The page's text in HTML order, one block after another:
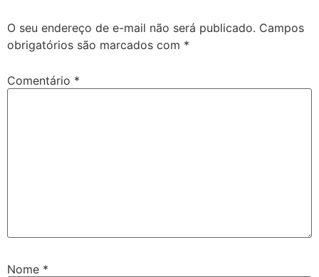
O seu endereço de e-mail não será publicado. Campos
obrigatórios são marcados com *
Comentário *
Nome *